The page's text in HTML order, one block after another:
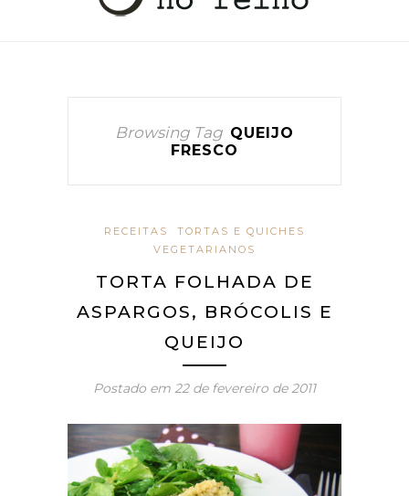
Browsing Tag QUEIJO
FRESCO
RECEITAS
TORTAS E QUICHES
VEGETARIANOS
TORTA FOLHADA DE
ASPARGOS, BRÓCOLIS E
QUEIJO
Postado em 22 de fevereiro de 2011